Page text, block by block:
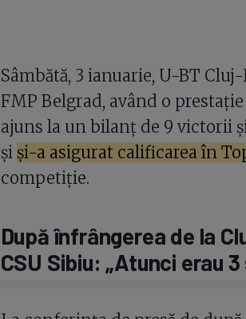
Sâmbătă, 3 ianuarie, U-BT
FMP Belgrad, având o
ajuns la un bilanț de 9 victorii
și și-a asigurat calificarea în
competiție.
După înfrângerea de la
CSU Sibiu: „Atunci erau